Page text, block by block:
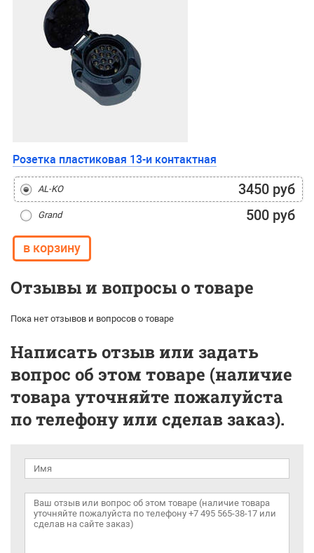
Розетка пластиковая 13-и контактная
AL-KO 3450 руб
Grand 500 руб
Отзывы и вопросы о товаре
Пока нет отзывов и вопросов о товаре
Написать отзыв или задать
вопрос об этом товаре (наличие
товара уточняйте пожалуйста
по телефону или сделав заказ).